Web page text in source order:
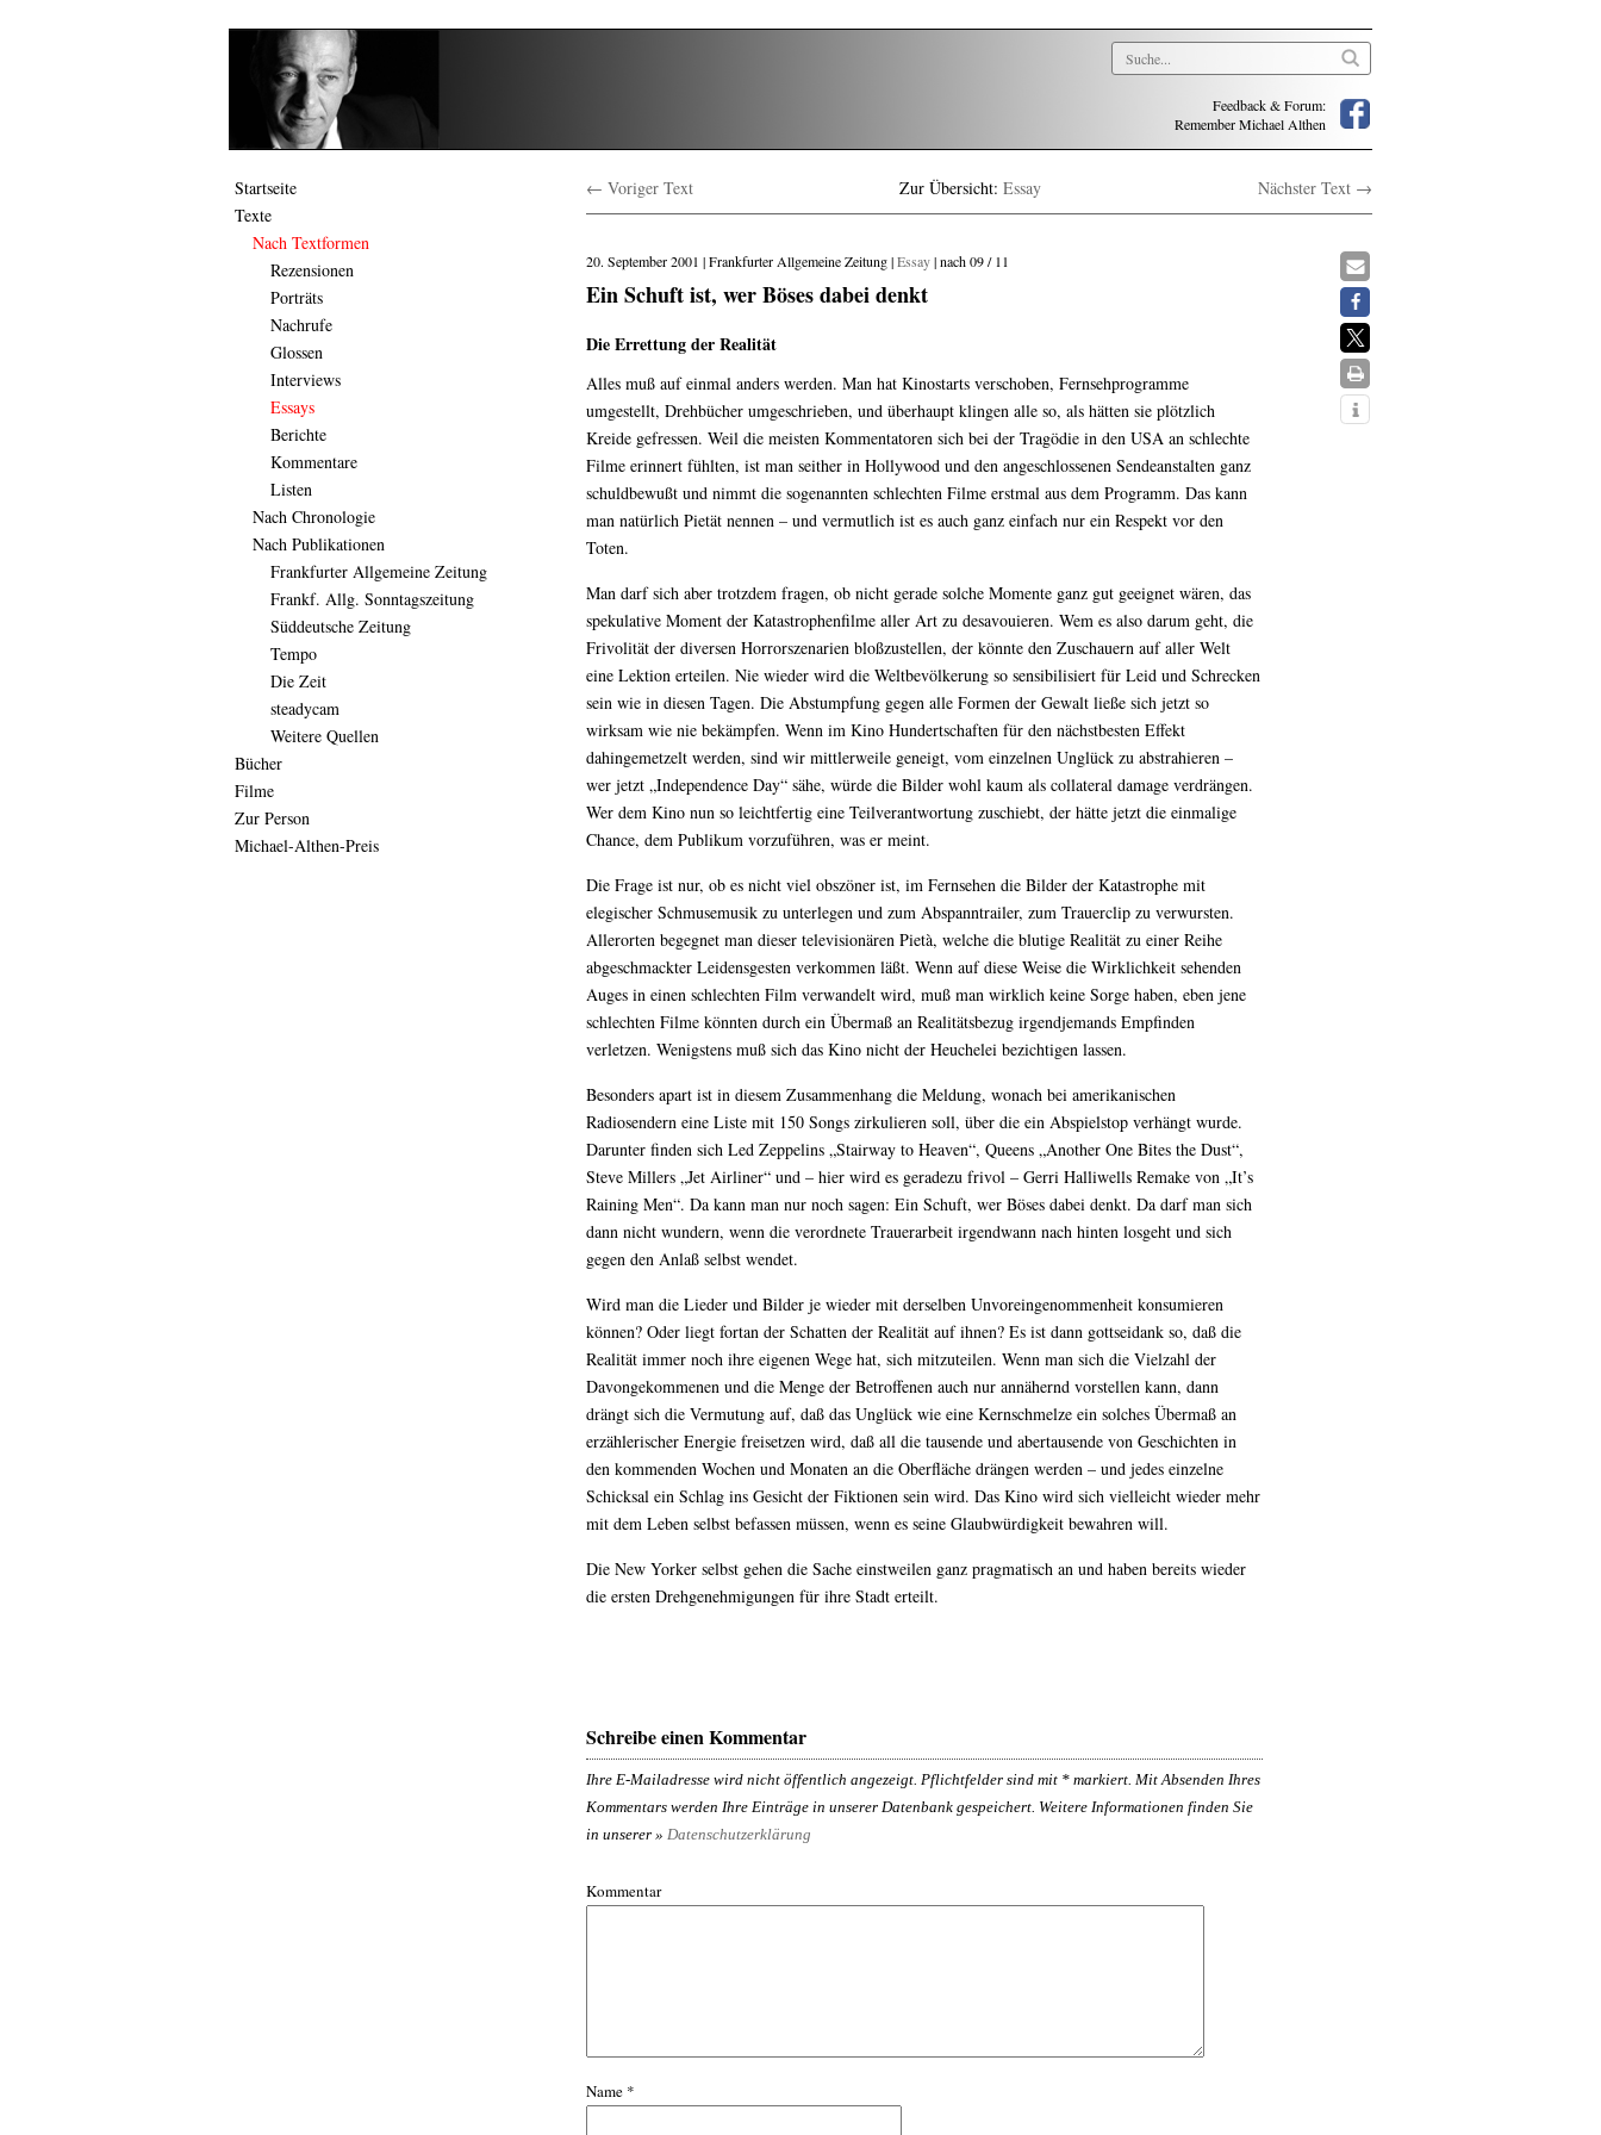
Feedback & Forum:
Remember Michael Althen
Startseite
Texte
Nach Textformen
Rezensionen
Porträts
Nachrufe
Glossen
Interviews
Essays
Berichte
Kommentare
Listen
Nach Chronologie
Nach Publikationen
Frankfurter Allgemeine Zeitung
Frankf. Allg. Sonntagszeitung
Süddeutsche Zeitung
Tempo
Die Zeit
steadycam
Weitere Quellen
Bücher
Filme
Zur Person
Michael-Althen-Preis
← Voriger Text Zur Übersicht: Essay Nächster Text →
20. September 2001 | Frankfurter Allgemeine Zeitung |Essay| nach 09 / 11
Ein Schuft ist, wer Böses dabei denkt
Die Errettung der Realität
Alles muß auf einmal anders werden. Man hat Kinostarts verschoben, Fernsehprogramme
umgestellt, Drehbücher umgeschrieben, und überhaupt klingen alle so, als hätten sie plötzlich
Kreide gefressen. Weil die meisten Kommentatoren sich bei der Tragödie in den USA an schlechte
Filme erinnert fühlten, ist man seither in Hollywood und den angeschlossenen Sendeanstalten ganz
schuldbewußt und nimmt die sogenannten schlechten Filme erstmal aus dem Programm. Das kann
man natürlich Pietät nennen – und vermutlich ist es auch ganz einfach nur ein Respekt vor den
Toten.
Man darf sich aber trotzdem fragen, ob nicht gerade solche Momente ganz gut geeignet wären, das
spekulative Moment der Katastrophenfilme aller Art zu desavouieren. Wem es also darum geht, die
Frivolität der diversen Horrorszenarien bloßzustellen, der könnte den Zuschauern auf aller Welt
eine Lektion erteilen. Nie wieder wird die Weltbevölkerung so sensibilisiert für Leid und Schrecken
sein wie in diesen Tagen. Die Abstumpfung gegen alle Formen der Gewalt ließe sich jetzt so
wirksam wie nie bekämpfen. Wenn im Kino Hundertschaften für den nächstbesten Effekt
dahingemetzelt werden, sind wir mittlerweile geneigt, vom einzelnen Unglück zu abstrahieren –
wer jetzt „Independence Day“ sähe, würde die Bilder wohl kaum als collateral damage verdrängen.
Wer dem Kino nun so leichtfertig eine Teilverantwortung zuschiebt, der hätte jetzt die einmalige
Chance, dem Publikum vorzuführen, was er meint.
Die Frage ist nur, ob es nicht viel obszöner ist, im Fernsehen die Bilder der Katastrophe mit
elegischer Schmusemusik zu unterlegen und zum Abspanntrailer, zum Trauerclip zu verwursten.
Allerorten begegnet man dieser televisionären Pietà, welche die blutige Realität zu einer Reihe
abgeschmackter Leidensgesten verkommen läßt. Wenn auf diese Weise die Wirklichkeit sehenden
Auges in einen schlechten Film verwandelt wird, muß man wirklich keine Sorge haben, eben jene
schlechten Filme könnten durch ein Übermaß an Realitätsbezug irgendjemands Empfinden
verletzen. Wenigstens muß sich das Kino nicht der Heuchelei bezichtigen lassen.
Besonders apart ist in diesem Zusammenhang die Meldung, wonach bei amerikanischen
Radiosendern eine Liste mit 150 Songs zirkulieren soll, über die ein Abspielstop verhängt wurde.
Darunter finden sich Led Zeppelins „Stairway to Heaven“, Queens „Another One Bites the Dust“,
Steve Millers „Jet Airliner“ und – hier wird es geradezu frivol – Gerri Halliwells Remake von „It’s
Raining Men“. Da kann man nur noch sagen: Ein Schuft, wer Böses dabei denkt. Da darf man sich
dann nicht wundern, wenn die verordnete Trauerarbeit irgendwann nach hinten losgeht und sich
gegen den Anlaß selbst wendet.
Wird man die Lieder und Bilder je wieder mit derselben Unvoreingenommenheit konsumieren
können? Oder liegt fortan der Schatten der Realität auf ihnen? Es ist dann gottseidank so, daß die
Realität immer noch ihre eigenen Wege hat, sich mitzuteilen. Wenn man sich die Vielzahl der
Davongekommenen und die Menge der Betroffenen auch nur annähernd vorstellen kann, dann
drängt sich die Vermutung auf, daß das Unglück wie eine Kernschmelze ein solches Übermaß an
erzählerischer Energie freisetzen wird, daß all die tausende und abertausende von Geschichten in
den kommenden Wochen und Monaten an die Oberfläche drängen werden – und jedes einzelne
Schicksal ein Schlag ins Gesicht der Fiktionen sein wird. Das Kino wird sich vielleicht wieder mehr
mit dem Leben selbst befassen müssen, wenn es seine Glaubwürdigkeit bewahren will.
Die New Yorker selbst gehen die Sache einstweilen ganz pragmatisch an und haben bereits wieder
die ersten Drehgenehmigungen für ihre Stadt erteilt.
Schreibe einen Kommentar
Ihre E-Mailadresse wird nicht öffentlich angezeigt. Pflichtfelder sind mit * markiert. Mit Absenden Ihres
Kommentars werden Ihre Einträge in unserer Datenbank gespeichert. Weitere Informationen finden Sie
in unserer » Datenschutzerklärung
Kommentar
Name *